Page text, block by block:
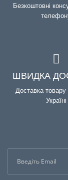
Безкоштовні
ШВИДКА
Доставка товару
Україні